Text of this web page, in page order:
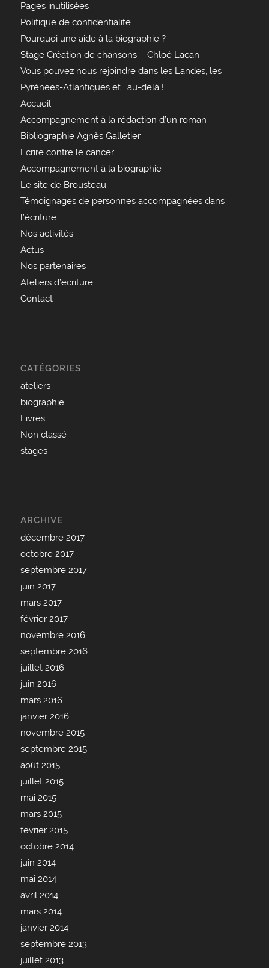
Pages inutilisées
Politique de confidentialité
Pourquoi une aide à la biographie ?
Stage Création de chansons – Chloé Lacan
Vous pouvez nous rejoindre dans les Landes, les
Pyrénées-Atlantiques et… au-delà !
Accueil
Accompagnement à la rédaction d’un roman
Bibliographie Agnès Galletier
Ecrire contre le cancer
Accompagnement à la biographie
Le site de Brousteau
Témoignages de personnes accompagnées dans
l’écriture
Nos activités
Actus
Nos partenaires
Ateliers d’écriture
Contact
CATÉGORIES
ateliers
biographie
Livres
Non classé
stages
ARCHIVE
décembre 2017
octobre 2017
septembre 2017
juin 2017
mars 2017
février 2017
novembre 2016
septembre 2016
juillet 2016
juin 2016
mars 2016
janvier 2016
novembre 2015
septembre 2015
août 2015
juillet 2015
mai 2015
mars 2015
février 2015
octobre 2014
juin 2014
mai 2014
avril 2014
mars 2014
janvier 2014
septembre 2013
juillet 2013